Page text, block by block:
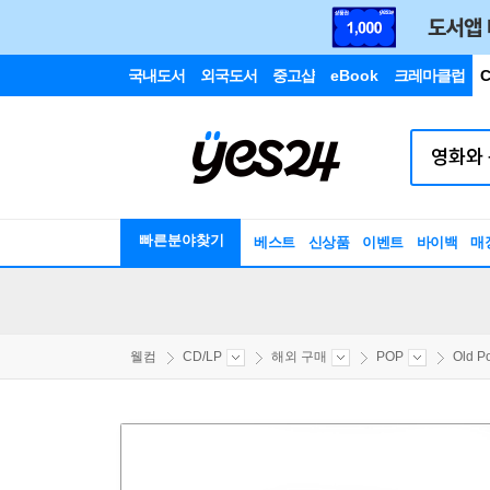
국내도서 외국도서 중고샵 eBook 크레마클럽
빠른분야찾기 베스트 신상품 이벤트 바이백 매
웰컴 CD/LP 해외 구매 POP Old